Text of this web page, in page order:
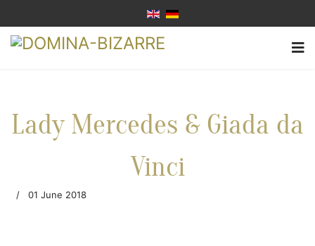
Lady Mercedes & Giada da
Vinci
01 June 2018